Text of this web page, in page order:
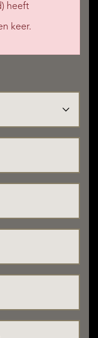
heeft
keer.